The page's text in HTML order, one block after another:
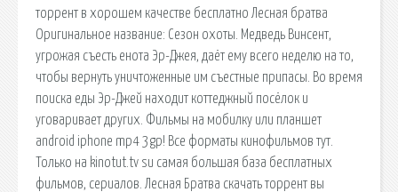
торрент в хорошем качестве бесплатно Лесная братва
Оригинальное название: Сезон охоты. Медведь Винсент,
угрожая съесть енота Эр-Джея, даёт ему всего неделю на то,
чтобы вернуть уничтоженные им съестные припасы. Во время
поиска еды Эр-Джей находит коттеджный посёлок и
уговаривает других. Фильмы на мобилку или планшет
android iphone mp4 3gp! Все форматы кинофильмов тут.
Только на kinotut.tv su самая большая база бесплатных
фильмов, сериалов. Лесная Братва скачать торрент вы